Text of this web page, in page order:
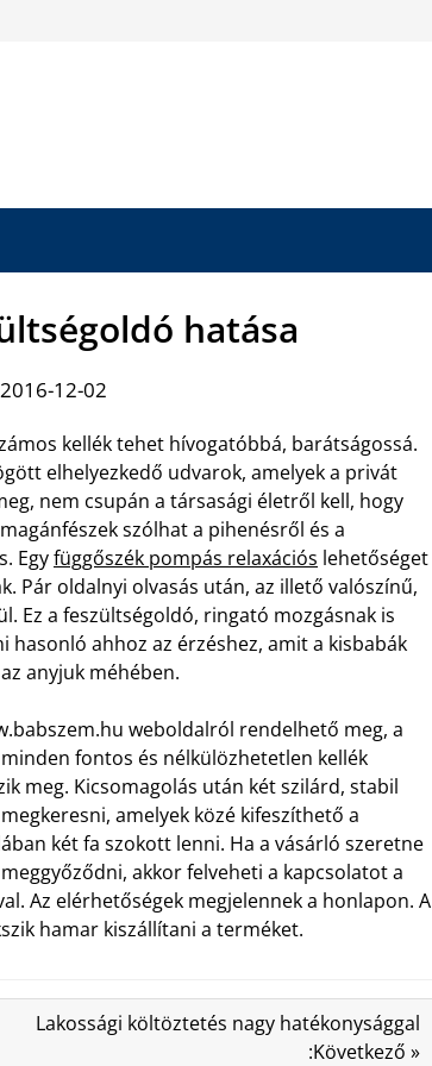
hatása
12-02
kellék tehet hívogatóbbá, barátságossá.
elhelyezkedő udvarok, amelyek a privát
nem csupán a társasági életről kell, hogy
szólhat a pihenésről és a
Egyfüggőszék pompás relaxációs lehetőséget
Pár oldalnyi olvasás után, az illető valószínű,
Ez a feszültségoldó, ringató mozgásnak is
ahhoz az érzéshez, amit a kisbabák
anyjuk méhében.
weboldalról rendelhető meg, a
fontos és nélkülözhetetlen kellék
meg. Kicsomagolás után két szilárd, stabil
amelyek közé kifeszíthető a
két fa szokott lenni. Ha a vásárló szeretne
akkor felveheti a kapcsolatot a
Az elérhetőségek megjelennek a honlapon. A
hamar kiszállítani a terméket.
Lakossági költöztetés nagy hatékonysággal
:Következő »